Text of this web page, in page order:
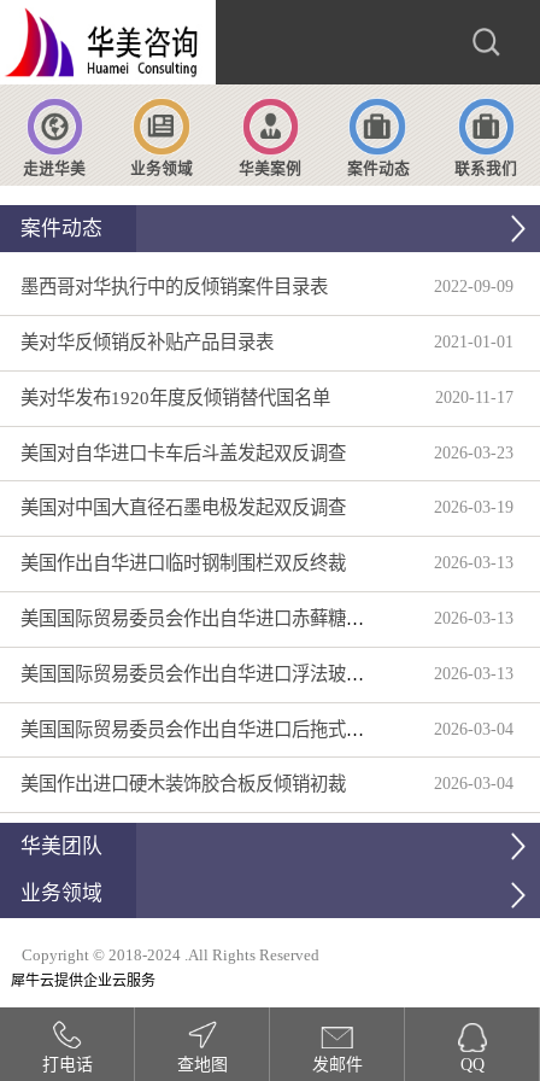
走进华美 业务领域 华美案例 案件动态 联系我们
案件动态
墨西哥对华执行中的反倾销案件目录表 2022-09-09
美对华反倾销反补贴产品目录表 2021 -01 -01
美对华发布1920年度反倾销替代国名单 2020-11 -17
美国对自华进口卡车后斗盖发起双反调查 2026-03-23
美国对中国大直径石墨电极发起双反调查 2026-03-19
美国作出自华进口临时钢制围栏双反终裁 2026-03-13
美国国际贸易委员会作出自华进口赤藓糖醇双反产业损害终裁 2026-03-13
美国国际贸易委员会作出自华进口浮法玻璃制品双反产业损害终裁 2026-03-13
美国国际贸易委员会作出自华进口后拖式草地维护设备及相关零部件第三次反倾销日落复审产业损害终裁 2026-03-04
美国作出进口硬木装饰胶合板反倾销初裁 2026-03-04
华美团队
业务领域
Copyright © 2018-2024 .All Rights Reserved
犀牛云提供企业云服务
打电话 查地图 发邮件 QQ